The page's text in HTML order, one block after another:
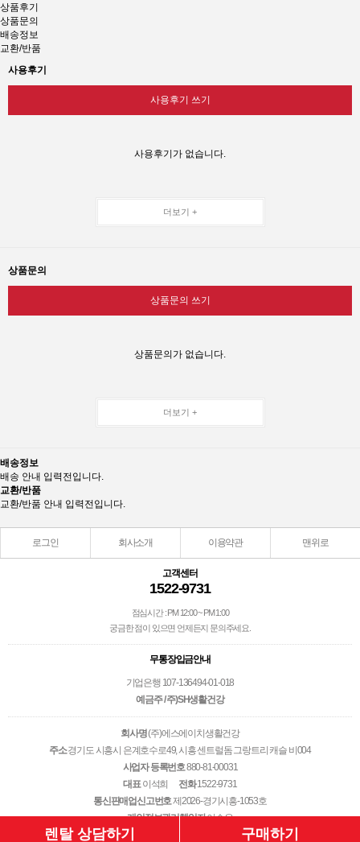
상품후기
상품문의
배송정보
교환/반품
사용후기
사용후기 쓰기
사용후기가 없습니다.
더보기 +
상품문의
상품문의 쓰기
상품문의가 없습니다.
더보기 +
배송정보
배송 안내 입력전입니다.
교환/반품
교환/반품 안내 입력전입니다.
로그인 회사소개 이용약관 맨위로
고객센터
1522-9731
점심시간 : PM 12:00 ~ PM 1:00
궁금한 점이 있으면 언제든지 문의주세요.
무통장입금안내
기업은행 107-136494-01-018
예금주 / 주)SH생활건강
회사명(주)에스에이치생활건강
주소경기도 시흥시 은계호수로49, 시흥 센트럴돔 그랑트리 캐슬 비004
사업자 등록번호880-81-00031
대표이석희 전화1522-9731
통신판매업신고번호제2026-경기시흥-1053호
개인정보관리책임자이승우
Copyright © 2001-2013 (주)에스에이치생활건강. All Rights Reserved.